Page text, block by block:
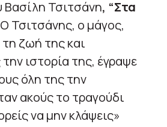
Βασίλη Τσιτσάνη, “Στα
Ο Τσιτσάνης, ο μάγος,
ζωή της και
ιστορία της, έγραψε
όλη της την
ακούς το τραγούδι
να μην κλάψεις»